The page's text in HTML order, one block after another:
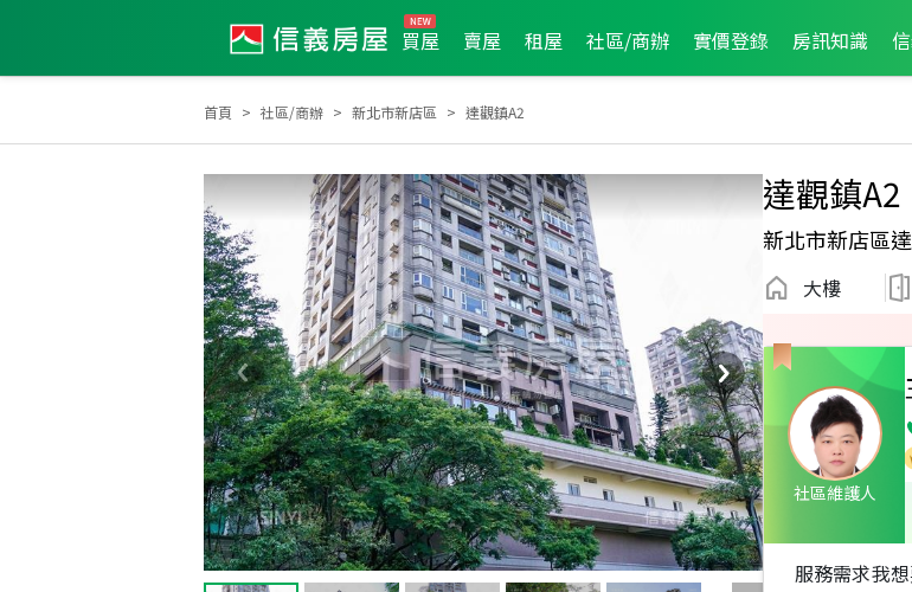
買屋 賣屋 租屋 社區/商辦 實價登錄 房訊知識
首頁 社區/商辦 新北市新店區 達觀鎮A2
達觀鎮A2
新北市新店區
大樓
社區維護人
2009年度服務品質獎 2012年第4季度服務品質獎 2024年10月區成件TOP2 2022年5月區成件TOP3
2026
服務需求我